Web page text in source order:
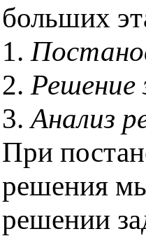
больших
1.
2. Решение
3.Анализ
При
решения
решении